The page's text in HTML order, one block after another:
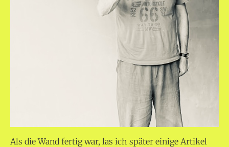
Als die Wand fertig war, las ich später einige Artikel